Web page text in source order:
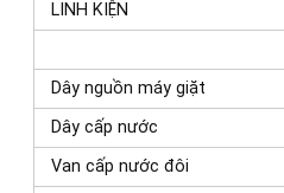
LINH KIỆN
Dây nguồn máy giặt
Dây cấp nước
Van cấp nước đôi